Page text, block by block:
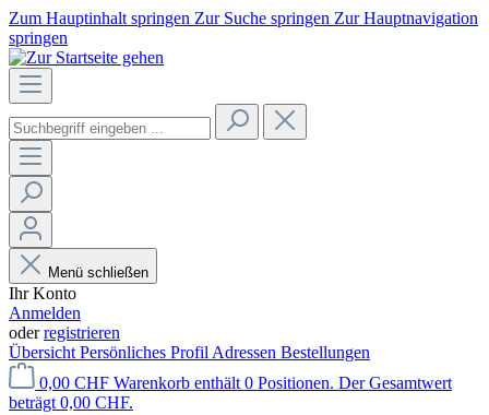
Zum Hauptinhalt springen Zur Suche springen Zur Hauptnavigation
springen
Menü schließen
Ihr Konto
Anmelden
oderregistrieren
Übersicht Persönliches Profil Adressen Bestellungen
0,00 CHF Warenkorb enthält 0 Positionen. Der Gesamtwert
beträgt 0,00 CHF.